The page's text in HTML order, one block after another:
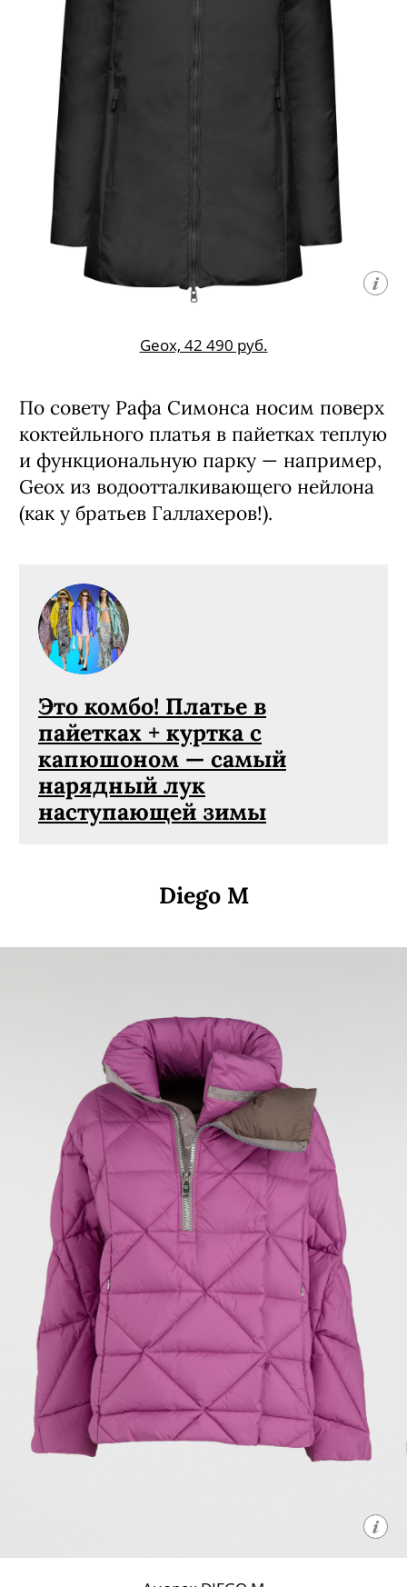
Geox, 42 490 руб.
По совету Рафа Симонса носим поверх
коктейльного платья в пайетках теплую
и функциональную парку — например,
Geox из водоотталкивающего нейлона
(как у братьев Галлахеров!).
Это комбо! Платье в
пайетках + куртка с
капюшоном — самый
нарядный лук
наступающей зимы
Diego M